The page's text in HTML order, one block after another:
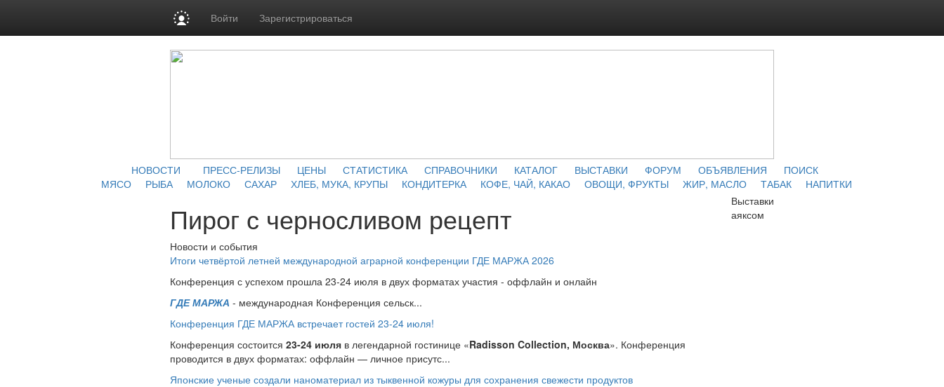
Войти Зарегистрироваться
НОВОСТИ ПРЕСС-РЕЛИЗЫ ЦЕНЫ СТАТИСТИКА СПРАВОЧНИКИ КАТАЛОГ ВЫСТАВКИ ФОРУМ ОБЪЯВЛЕНИЯ
ПОИСК
МЯСО
РЫБА МОЛОКО САХАР ХЛЕБ, МУКА, КРУПЫ КОНДИТЕРКА КОФЕ, ЧАЙ, КАКАО ОВОЩИ, ФРУКТЫ ЖИР, МАСЛО ТАБАК НАПИТКИ
Пирог с черносливом рецепт
Новости и события
Итоги четвёртой летней международной аграрной конференции ГДЕ МАРЖА 2026
Конференция с успехом прошла 23-24 июля в двух форматах участия - оффлайн и онлайн
ГДЕ МАРЖА - международная Конференция сельск...
Конференция ГДЕ МАРЖА встречает гостей 23-24 июля!
Конференция состоится 23-24 июля в легендарной гостинице «Radisson Collection, Москва». Конференция
проводится в двух форматах: оффлайн — личное присутс...
Японские ученые создали наноматериал из тыквенной кожуры для сохранения свежести продуктов
Выставки
аяксом